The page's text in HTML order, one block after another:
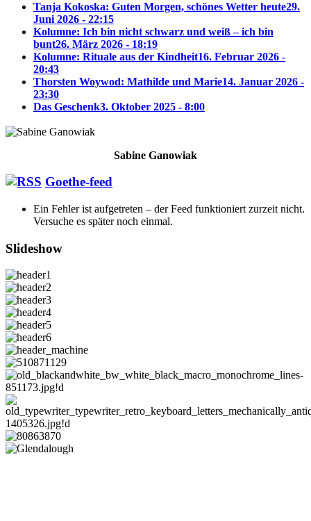
Tanja Kokoska: Guten Morgen, schönes Wetter heute29.
Juni 2026 - 22:15
Kolumne: Ich bin nicht schwarz und weiß – ich bin
bunt26. März 2026 - 18:19
Kolumne: Rituale aus der Kindheit16. Februar 2026 -
20:43
Thorsten Woywod: Mathilde und Marie14. Januar 2026 -
23:30
Das Geschenk3. Oktober 2025 - 8:00
Sabine Ganowiak
Goethe-feed
Ein Fehler ist aufgetreten – der Feed funktioniert zurzeit nicht.
Versuche es später noch einmal.
Slideshow